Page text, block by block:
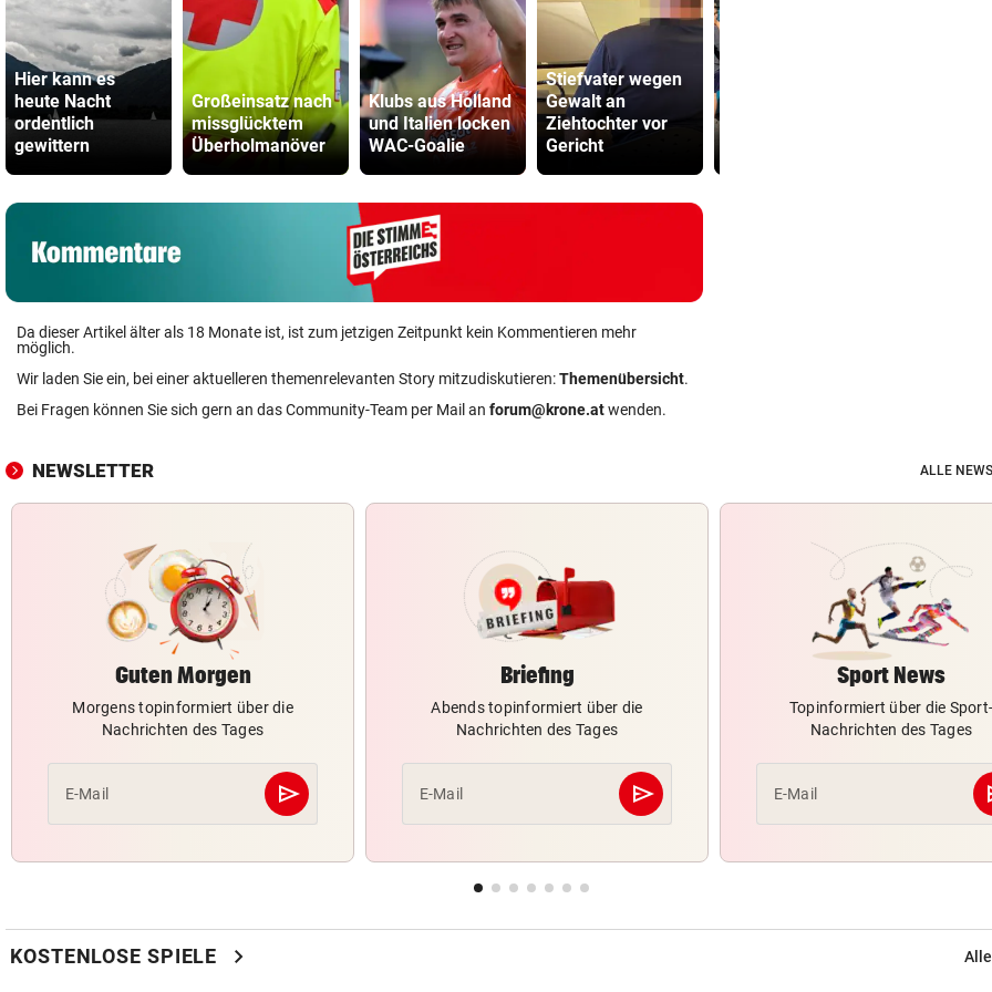
Hier kann es
heute Nacht
ordentlich
gewittern
Großeinsatz nach
missglücktem
Überholmanöver
Klubs aus Holland
und Italien locken
WAC-Goalie
Stiefvater wegen
Gewalt an
Ziehtochter vor
Gericht
Da dieser Artikel älter als 18 Monate ist, ist zum jetzigen Zeitpunkt kein Kommentieren mehr
möglich.
Wir laden Sie ein, bei einer aktuelleren themenrelevanten Story mitzudiskutieren:Themenübersicht.
Bei Fragen können Sie sich gern an das Community-Team per Mail an forum@krone.atwenden.
NEWSLETTER ALLE
Guten Morgen
Morgens topinformiert über die
Nachrichten des Tages
E-Mail send
Abschicken
Briefing
Abends topinformiert über die
Nachrichten des Tages
E-Mail send
Abschicken
Sport News
Topinformiert über die Sport-
Nachrichten des Tages
E-Mail
KOSTENLOSE SPIELE chevron_right